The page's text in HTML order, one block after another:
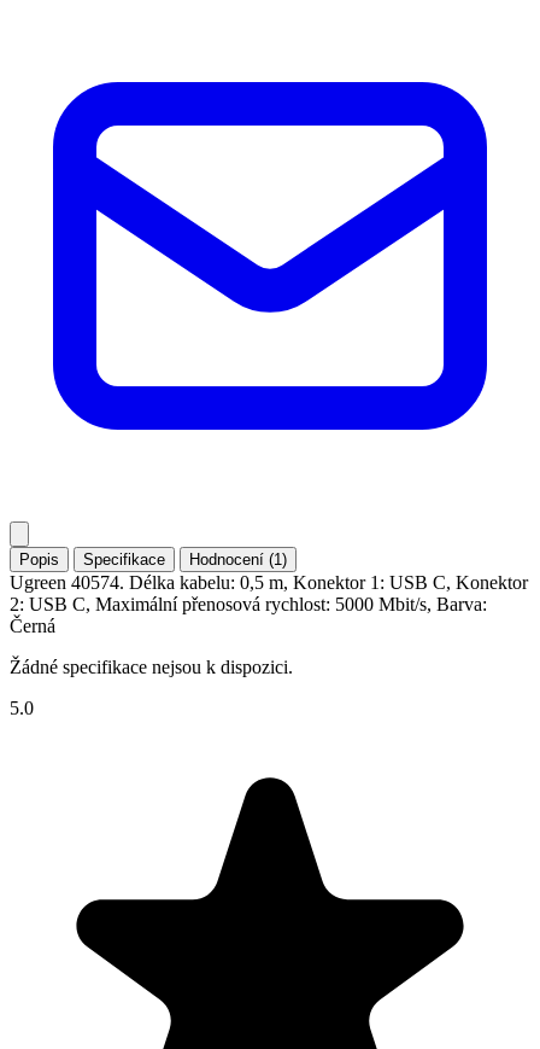
Popis Specifikace Hodnocení (1)
Ugreen 40574. Délka kabelu: 0,5 m, Konektor 1: USB C, Konektor
2: USB C, Maximální přenosová rychlost: 5000 Mbit/s, Barva:
Černá
Žádné specifikace nejsou k dispozici.
5.0